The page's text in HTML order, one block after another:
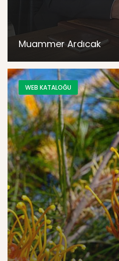
Muammer Ardıcak
WEB KATALOĞU